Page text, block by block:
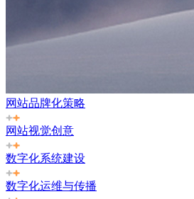
网站品牌化策略
网站视觉创意
数字化系统建设
数字化运维与传播